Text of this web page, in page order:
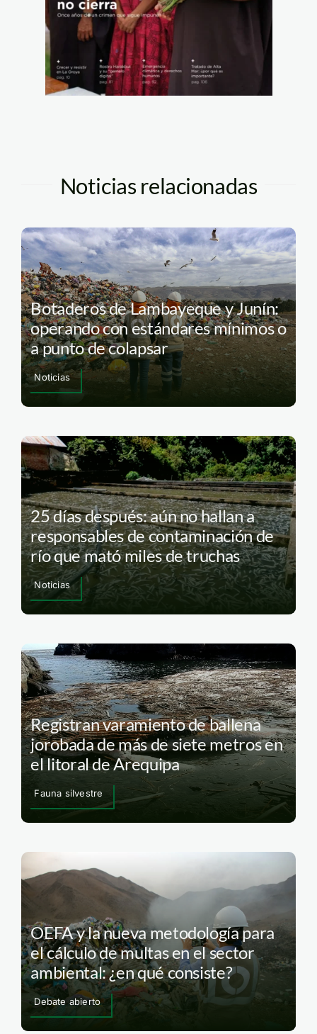
Noticias relacionadas
Botaderos de Lambayeque y Junín:
operando con estándares mínimos o
a punto de colapsar
Noticias
25 días después: aún no hallan a
responsables de contaminación de
río que mató miles de truchas
Noticias
Registran varamiento de ballena
jorobada de más de siete metros en
el litoral de Arequipa
Fauna silvestre
OEFA y la nueva metodología para
el cálculo de multas en el sector
ambiental: ¿en qué consiste?
Debate abierto